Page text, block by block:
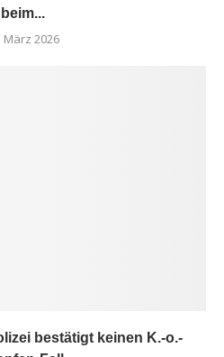
beim...
März 2026
bestätigt keinen K.-o.-